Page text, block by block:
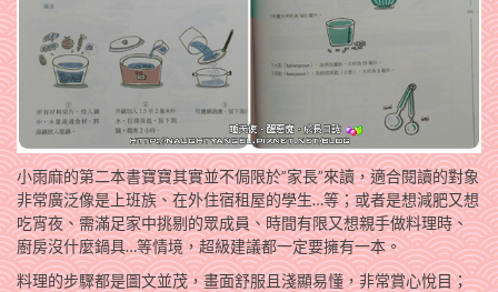
小雨麻的第二本書寶寶其實並不侷限於”家長”來讀，適合閱讀的對象
非常廣泛像是上班族、在外住宿租屋的學生…等；或者是想減肥又想
吃宵夜、需滿足家中挑剔的眾成員、時間有限又想親手做料理時、
廚房沒什麼鍋具…等情境，超級建議都一定要擁有一本。
料理的步驟都是圖文並茂，畫面舒服且淺顯易懂，非常賞心悅目；